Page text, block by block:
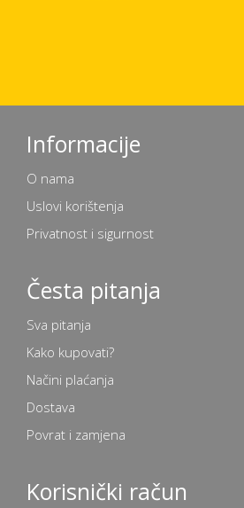
Informacije
O nama
Uslovi korištenja
Privatnost i sigurnost
Česta pitanja
Sva pitanja
Kako kupovati?
Načini plaćanja
Dostava
Povrat i zamjena
Korisnički račun